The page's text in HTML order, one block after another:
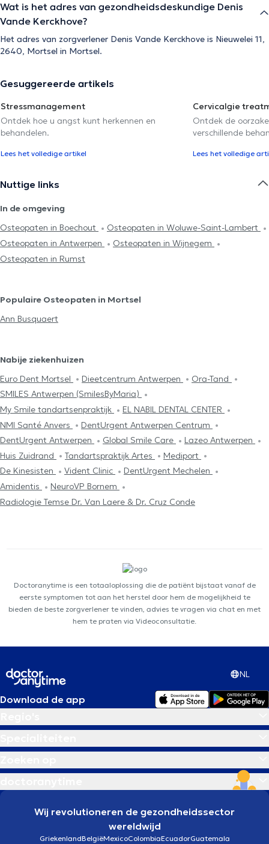
Wat is het adres van gezondheidsdeskundige Denis
Vande Kerckhove?
Het adres van zorgverlener Denis Vande Kerckhove is Nieuwelei 11,
2640, Mortsel in Mortsel.
Gesuggereerde artikels
Stressmanagement
Ontdek hoe u angst kunt herkennen en
behandelen.
Lees het volledige artikel
Cervicalgie
Ontdek de
verschillende
Lees het volledige
Nuttige links
In de omgeving
Osteopaten in Boechout
Osteopaten in Woluwe-Saint-Lambert
Osteopaten in Antwerpen
Osteopaten in Wijnegem
Osteopaten in Rumst
Populaire Osteopaten in Mortsel
Ann Busquaert
Nabije ziekenhuizen
Euro Dent Mortsel
Dieetcentrum Antwerpen
Ora-Tand
SMILES Antwerpen (SmilesByMaria)
My Smile tandartsenpraktijk
EL NABIL DENTAL CENTER
NMI Santé Anvers
DentUrgent Antwerpen Centrum
DentUrgent Antwerpen
Global Smile Care
Lazeo Antwerpen
Huis Zuidrand
Tandartspraktijk Artes
Mediport
De Kinesisten
Vident Clinic
DentUrgent Mechelen
Amidentis
NeuroVP Bornem
Radiologie Temse Dr. Van Laere & Dr. Cruz Conde
Doctoranytime is een totaaloplossing die de patiënt bijstaat vanaf de
eerste symptomen tot aan het herstel door hem de mogelijkheid te
bieden de beste zorgverlener te vinden, advies te vragen via chat en met
hem te praten via Videoconsultatie.
NL
Download de app
Wij revolutioneren de gezondheidssector
wereldwijd
GriekenlandBelgiëMexicoColombiaEcuadorGuatemala